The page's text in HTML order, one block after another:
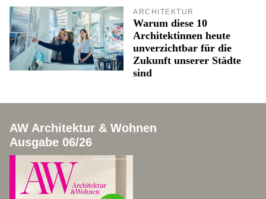
ARCHITEKTUR
Warum diese 10
Architektinnen heute
unverzichtbar für die
Zukunft unserer Städte
sind
AW Architektur & Wohnen
Ausgabe 06/26